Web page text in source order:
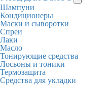
Шампуни
Кондиционеры
Маски и сыворотки
Спреи
Лаки
Масло
Тонирующие средства
Лосьоны и тоники
Термозащита
Средства для укладки